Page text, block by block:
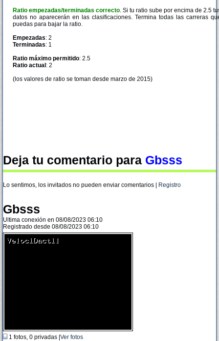
Ratio empezadas/terminadas correcto. Si tu ratio sube por encima de 2.5
datos no aparecerán en las clasificaciones. Termina todas las carreras
puedas para bajar la ratio.
Empezadas: 2
Terminadas: 1
Ratio máximo permitido: 2.5
Ratio actual : 2
(los valores de ratio se toman desde marzo de 2015)
Deja tu comentario para Gbsss
Lo sentimos, los invitados no pueden enviar comentarios | Registro
Gbsss
Ultima conexión en 08/08/2023 06:10
Registrado desde 08/08/2023 06:10
1 fotos, 0 privadas | Ver fotos